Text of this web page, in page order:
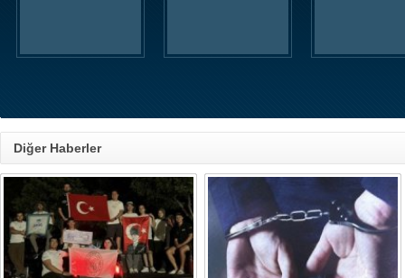
Diğer Haberler